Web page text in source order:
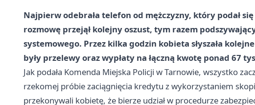
Najpierw odebrała telefon od mężczyzny, który podał
rozmowę przejął kolejny oszust, tym razem
systemowego. Przez kilka godzin kobieta słyszała
były przelewy oraz wypłaty na łączną kwotę ponad 67
Jak podała Komenda Miejska Policji w Tarnowie, wszystko
rzekomej próbie zaciągnięcia kredytu z wykorzystaniem
przekonywali kobietę, że bierze udział w procedurze